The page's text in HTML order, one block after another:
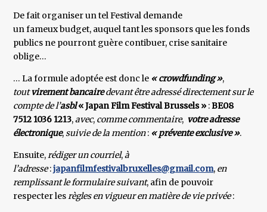
De fait organiser un tel Festival demande
un fameux budget, auquel tant les sponsors que les fonds
publics ne pourront guère contibuer, crise sanitaire
oblige…
… La formule adoptée est donc le « crowdfunding »,
toutvirement bancairedevant être adressé directement sur le
compte de l’asbl« Japan Film Festival Brussels » :BE08
7512 1036 1213,avec, comme commentaire, votre adresse
électronique,suivie de la mention: « prévente exclusive ».
Ensuite,rédiger un courriel,à
l’adresse:japanfilmfestivalbruxelles@gmail.com, en
remplissant le formulaire suivant, afin de pouvoir
respecter lesrègles en vigueur en matière de vie privée: